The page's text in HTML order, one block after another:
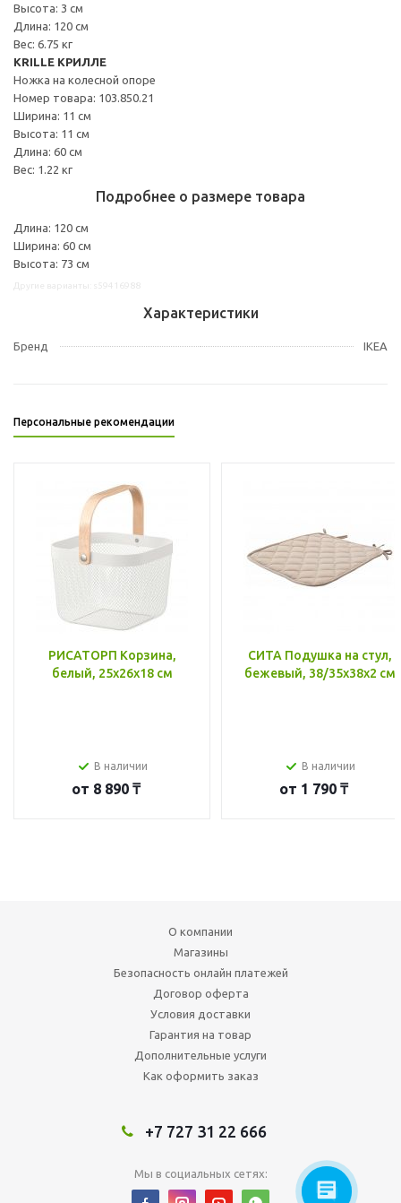
Высота: 3 см
Длина: 120 см
Вес: 6.75 кг
KRILLE КРИЛЛЕ
Ножка на колесной опоре
Номер товара: 103.850.21
Ширина: 11 см
Высота: 11 см
Длина: 60 см
Вес: 1.22 кг
Подробнее о размере товара
Длина: 120 см
Ширина: 60 см
Высота: 73 см
Характеристики
Бренд IKEA
Персональные рекомендации
РИСАТОРП Корзина,
белый, 25x26x18 см
В наличии
от 8 890 ₸
СИТА Подушка на стул,
бежевый, 38/35x38x2 см
В наличии
от 1 790 ₸
О компании
Магазины
Безопасность онлайн платежей
Договор оферта
Условия доставки
Гарантия на товар
Дополнительные услуги
Как оформить заказ
+7 727 31 22 666
Мы в социальных сетях: